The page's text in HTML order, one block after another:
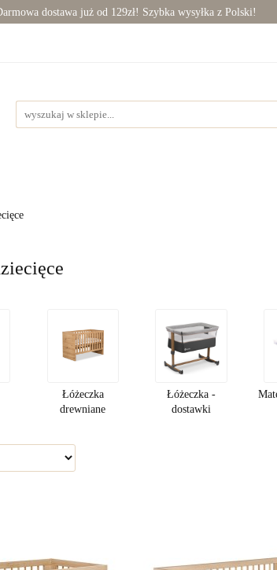
dostawa już od 129zł! Szybka wysyłka z Polski!
(50-86) Junior (92-140) Wyprawka
Łóżeczka
drewniane
Łóżeczka -
dostawki